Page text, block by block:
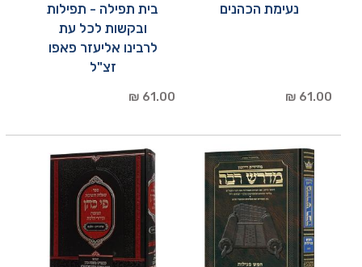
נעימת הכהנים
61.00 ₪
בית תפילה - תפילות
ובקשות לכל עת
לרבינו אליעזר פאפו
זצ"ל
61.00 ₪